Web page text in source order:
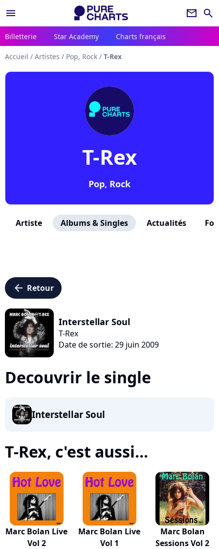
menu newsletter search
Billetterie Star Academy Charts français
Accueil / Artistes / Pop, Rock / T-Rex
T-Rex
Pop, Rock
Artiste Albums & Singles Actualités
arrow_left Retour
Interstellar Soul
T-Rex
Date de sortie: 29 juin 2009
Decouvrir le single
Interstellar Soul
T-Rex, c'est aussi...
Marc Bolan Live
Vol 2
Marc Bolan Live
Vol 1
Marc Bolan
Sessions Vol 2